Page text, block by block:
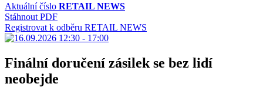
Aktuální číslo RETAIL NEWS
Stáhnout PDF
Registrovat k odběru RETAIL NEWS
Finální doručení zásilek se bez lidí
neobejde